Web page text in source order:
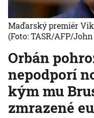
Orbán
nepodporí
kým mu
zmrazené
Maďarský premiér
(Foto: TASR/AFP/